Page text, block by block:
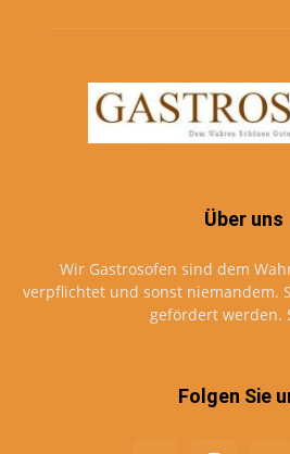
Über uns
Wir Gastrosofen sind dem
verpflichtet und sonst niemandem.
gefördert werden.
Folgen Sie